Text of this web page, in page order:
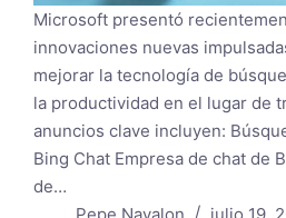
Microsoft presentó
innovaciones nuevas
mejorar la tecnología de
la productividad en el lugar de
anuncios clave incluyen:
Bing Chat Empresa de chat de
de…